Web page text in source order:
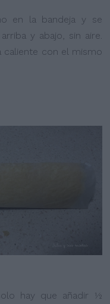
en la bandeja y se
y abajo, sin aire.
caliente con el mismo
hay que añadir ½